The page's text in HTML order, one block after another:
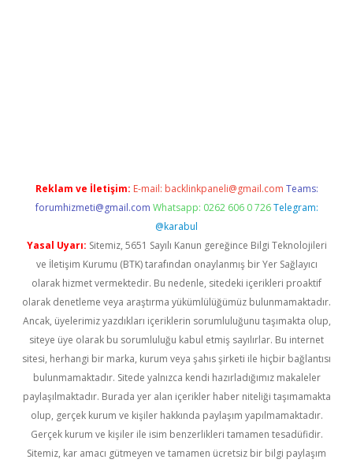
Reklam ve İletişim: E-mail: backlinkpaneli@gmail.com Teams:
forumhizmeti@gmail.com Whatsapp: 0262 606 0 726 Telegram:
@karabul
Yasal Uyarı: Sitemiz, 5651 Sayılı Kanun gereğince Bilgi Teknolojileri
ve İletişim Kurumu (BTK) tarafından onaylanmış bir Yer Sağlayıcı
olarak hizmet vermektedir. Bu nedenle, sitedeki içerikleri proaktif
olarak denetleme veya araştırma yükümlülüğümüz bulunmamaktadır.
Ancak, üyelerimiz yazdıkları içeriklerin sorumluluğunu taşımakta olup,
siteye üye olarak bu sorumluluğu kabul etmiş sayılırlar. Bu internet
sitesi, herhangi bir marka, kurum veya şahıs şirketi ile hiçbir bağlantısı
bulunmamaktadır. Sitede yalnızca kendi hazırladığımız makaleler
paylaşılmaktadır. Burada yer alan içerikler haber niteliği taşımamakta
olup, gerçek kurum ve kişiler hakkında paylaşım yapılmamaktadır.
Gerçek kurum ve kişiler ile isim benzerlikleri tamamen tesadüfidir.
Sitemiz, kar amacı gütmeyen ve tamamen ücretsiz bir bilgi paylaşım